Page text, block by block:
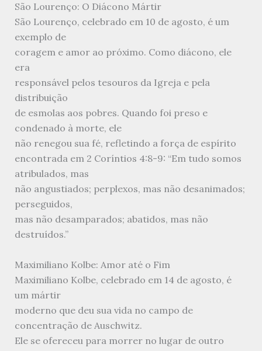
São Lourenço: O Diácono Mártir
São Lourenço, celebrado em 10 de agosto, é um
exemplo de
coragem e amor ao próximo. Como diácono, ele
era
responsável pelos tesouros da Igreja e pela
distribuição
de esmolas aos pobres. Quando foi preso e
condenado à morte, ele
não renegou sua fé, refletindo a força de espírito
encontrada em 2 Coríntios 4:8-9: “Em tudo somos
atribulados, mas
não angustiados; perplexos, mas não desanimados;
perseguidos,
mas não desamparados; abatidos, mas não
destruídos.”
Maximiliano Kolbe: Amor até o Fim
Maximiliano Kolbe, celebrado em 14 de agosto, é
um mártir
moderno que deu sua vida no campo de
concentração de Auschwitz.
Ele se ofereceu para morrer no lugar de outro